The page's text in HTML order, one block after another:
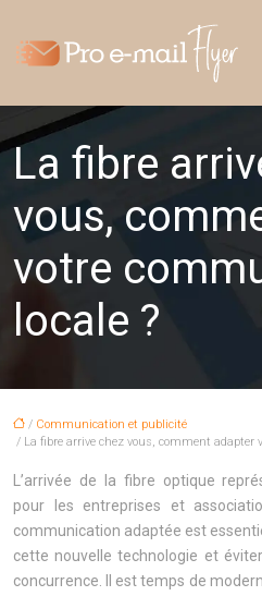
La fibre
vous,
votre
locale ?
/ Communication et publicité
/ La fibre arrive chez vous, comment adapter
L’arrivée de la fibre optique
pour les entreprises et
communication adaptée est
cette nouvelle technologie et
concurrence. Il est temps de